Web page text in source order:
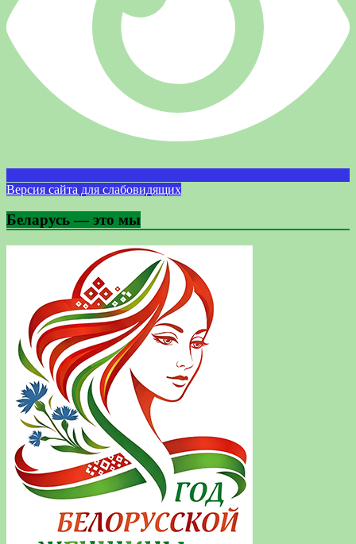
Версия сайта для слабовидящих
Беларусь — это мы